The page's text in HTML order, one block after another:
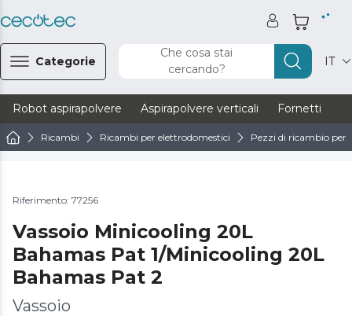
Categorie
Che cosa stai
cercando?
IT
Robot aspirapolvere Aspirapolvere verticali Fornetti
Ricambi Ricambi per elettrodomestici Pezzi di ricambio per
Riferimento: 77256
Vassoio Minicooling 20L
Bahamas Pat 1/Minicooling 20L
Bahamas Pat 2
Vassoio